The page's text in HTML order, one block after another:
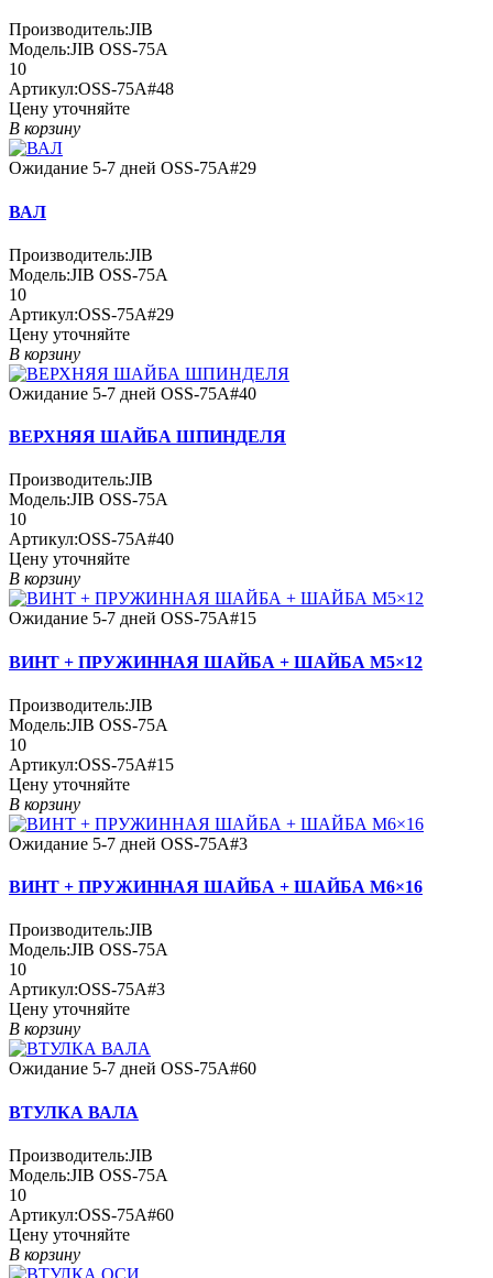
Производитель:JIB
Модель:JIB OSS-75A
10
Артикул:OSS-75A#48
Цену уточняйте
В корзину
Ожидание 5-7 дней OSS-75A#29
ВАЛ
Производитель:JIB
Модель:JIB OSS-75A
10
Артикул:OSS-75A#29
Цену уточняйте
В корзину
Ожидание 5-7 дней OSS-75A#40
ВЕРХНЯЯ ШАЙБА ШПИНДЕЛЯ
Производитель:JIB
Модель:JIB OSS-75A
10
Артикул:OSS-75A#40
Цену уточняйте
В корзину
Ожидание 5-7 дней OSS-75A#15
ВИНТ + ПРУЖИННАЯ ШАЙБА + ШАЙБА M5×12
Производитель:JIB
Модель:JIB OSS-75A
10
Артикул:OSS-75A#15
Цену уточняйте
В корзину
Ожидание 5-7 дней OSS-75A#3
ВИНТ + ПРУЖИННАЯ ШАЙБА + ШАЙБА M6×16
Производитель:JIB
Модель:JIB OSS-75A
10
Артикул:OSS-75A#3
Цену уточняйте
В корзину
Ожидание 5-7 дней OSS-75A#60
ВТУЛКА ВАЛА
Производитель:JIB
Модель:JIB OSS-75A
10
Артикул:OSS-75A#60
Цену уточняйте
В корзину